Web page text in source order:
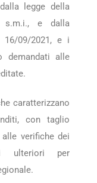
legge della
e dalla
16/09/2021, e i
demandati alle
caratterizzano
con taglio
verifiche dei
ulteriori per